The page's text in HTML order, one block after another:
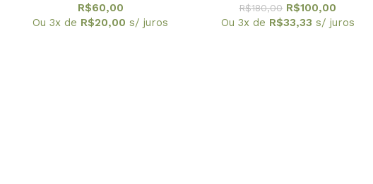
homenagem a Amelia
R$60,00
Ou 3x de R$20,00 s/ juros
centros e museus de ciência
R$180,00 R$100,00
Ou 3x de R$33,33 s/ juros